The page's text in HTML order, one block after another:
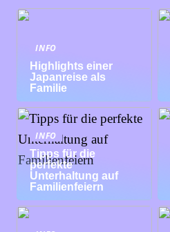
INFO
Highlights einer
Japanreise als
Familie
INFO
Tipps für die
perfekte
Unterhaltung auf
Familienfeiern